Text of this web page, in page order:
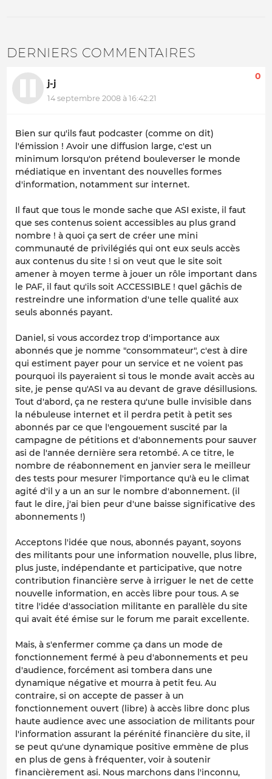
DERNIERS COMMENTAIRES
j-j
14 septembre 2008 à 16:42:21
0
Bien sur qu'ils faut podcaster (comme on dit)
l'émission ! Avoir une diffusion large, c'est un
minimum lorsqu'on prétend bouleverser le monde
médiatique en inventant des nouvelles formes
d'information, notamment sur internet.
Il faut que tous le monde sache que ASI existe, il faut
que ses contenus soient accessibles au plus grand
nombre ! à quoi ça sert de créer une mini
communauté de privilégiés qui ont eux seuls accès
aux contenus du site ! si on veut que le site soit
amener à moyen terme à jouer un rôle important dans
le PAF, il faut qu'ils soit ACCESSIBLE ! quel gâchis de
restreindre une information d'une telle qualité aux
seuls abonnés payant.
Daniel, si vous accordez trop d'importance aux
abonnés que je nomme "consommateur", c'est à dire
qui estiment payer pour un service et ne voient pas
pourquoi ils payeraient si tous le monde avait accès au
site, je pense qu'ASI va au devant de grave désillusions.
Tout d'abord, ça ne restera qu'une bulle invisible dans
la nébuleuse internet et il perdra petit à petit ses
abonnés par ce que l'engouement suscité par la
campagne de pétitions et d'abonnements pour sauver
asi de l'année dernière sera retombé. A ce titre, le
nombre de réabonnement en janvier sera le meilleur
des tests pour mesurer l'importance qu'à eu le climat
agité d'il y a un an sur le nombre d'abonnement. (il
faut le dire, j'ai bien peur d'une baisse significative des
abonnements !)
Acceptons l'idée que nous, abonnés payant, soyons
des militants pour une information nouvelle, plus libre,
plus juste, indépendante et participative, que notre
contribution financière serve à irriguer le net de cette
nouvelle information, en accès libre pour tous. A se
titre l'idée d'association militante en parallèle du site
qui avait été émise sur le forum me parait excellente.
Mais, à s'enfermer comme ça dans un mode de
fonctionnement fermé à peu d'abonnements et peu
d'audience, forcément asi tombera dans une
dynamique négative et mourra à petit feu. Au
contraire, si on accepte de passer à un
fonctionnement ouvert (libre) à accès libre donc plus
haute audience avec une association de militants pour
l'information assurant la pérénité financière du site, il
se peut qu'une dynamique positive emmène de plus
en plus de gens à fréquenter, voir à soutenir
financièrement asi. Nous marchons dans l'inconnu,